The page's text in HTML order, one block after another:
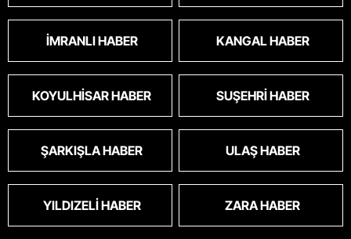
İMRANLI HABER KANGAL HABER
KOYULHISAR HABER SUŞEHRI HABER
ŞARKIŞLA HABER ULAŞ HABER
YILDIZELI HABER ZARA HABER